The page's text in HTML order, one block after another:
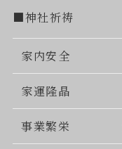
■神社祈祷
家内安全
家運隆晶
事業繁栄